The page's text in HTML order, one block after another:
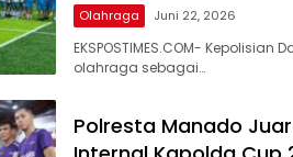
Olahraga Juni 22, 2026
EKSPOSTIMES.COM-
olahraga sebagai…
Polresta Manado